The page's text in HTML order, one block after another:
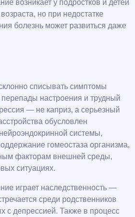
возникает у подростков и детей
но при недостатке
болезнь может развиться даже
списывать симптомы
перепады настроения и трудный
— не каприз, а серьезный
обусловлен
системы,
гомеостаза организма,
факторам внешней среды,
ситуациях.
играет наследственность —
среди родственников
с депрессией. Также в процесс